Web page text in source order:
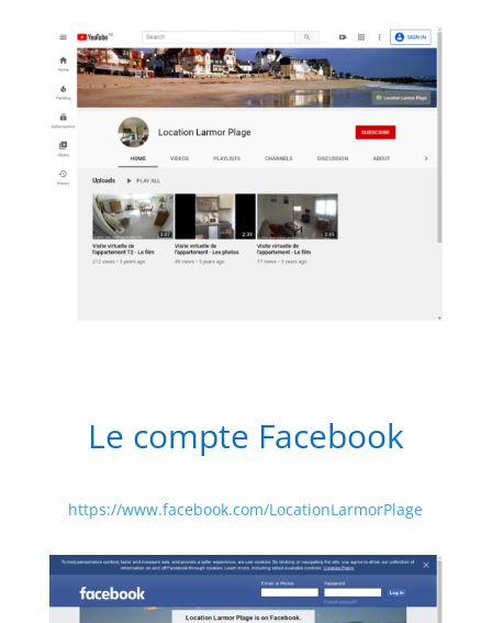
Le compte Facebook
https://www.facebook.com/LocationLarmorPlage